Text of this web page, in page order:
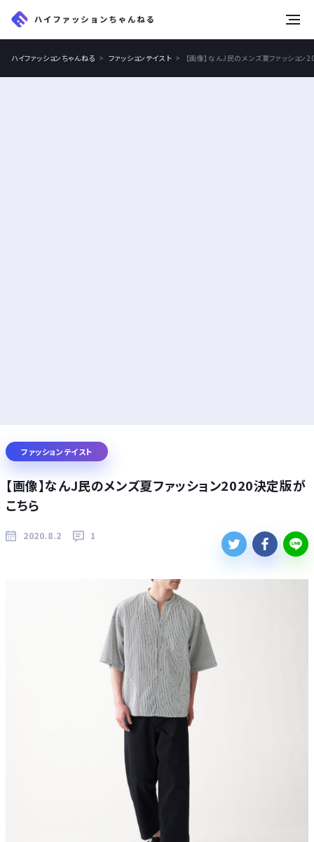
ハイファッションちゃんねる ファッションテイスト 【画像】なんJ民のメンズ夏ファッショ
ファッションテイスト
【画像】なんJ民のメンズ夏ファッション2020決定版が
こちら
2020.8.2 1